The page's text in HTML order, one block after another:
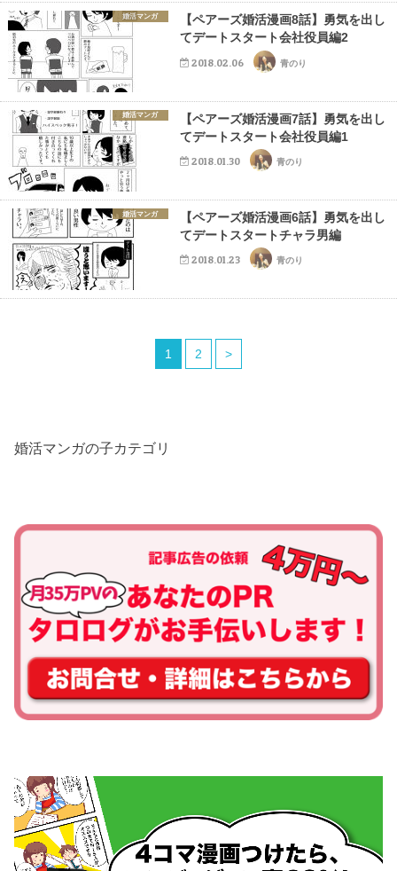
婚活マンガ
【ペアーズ婚活漫画8話】勇気を出し
てデートスタート会社役員編2
2018.02.06 青のり
婚活マンガ
【ペアーズ婚活漫画7話】勇気を出し
てデートスタート会社役員編1
2018.01.30 青のり
婚活マンガ
【ペアーズ婚活漫画6話】勇気を出し
てデートスタートチャラ男編
2018.01.23 青のり
1 2 >
婚活マンガの子カテゴリ